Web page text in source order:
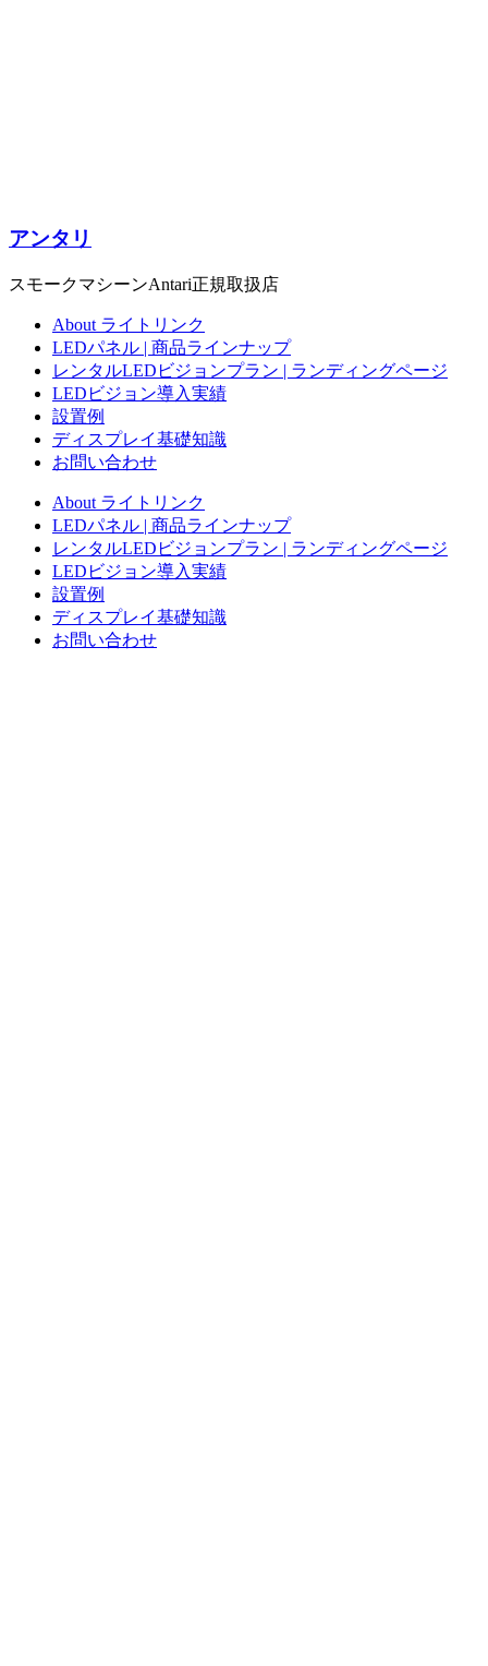
アンタリ
スモークマシーンAntari正規取扱店
About ライトリンク
LEDパネル | 商品ラインナップ
レンタルLEDビジョンプラン | ランディングページ
LEDビジョン導入実績
設置例
ディスプレイ基礎知識
お問い合わせ
About ライトリンク
LEDパネル | 商品ラインナップ
レンタルLEDビジョンプラン | ランディングページ
LEDビジョン導入実績
設置例
ディスプレイ基礎知識
お問い合わせ